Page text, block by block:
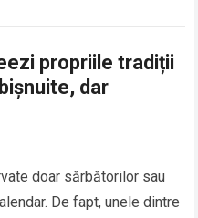
propriile tradiții
dar
doar sărbătorilor sau
De fapt, unele dintre